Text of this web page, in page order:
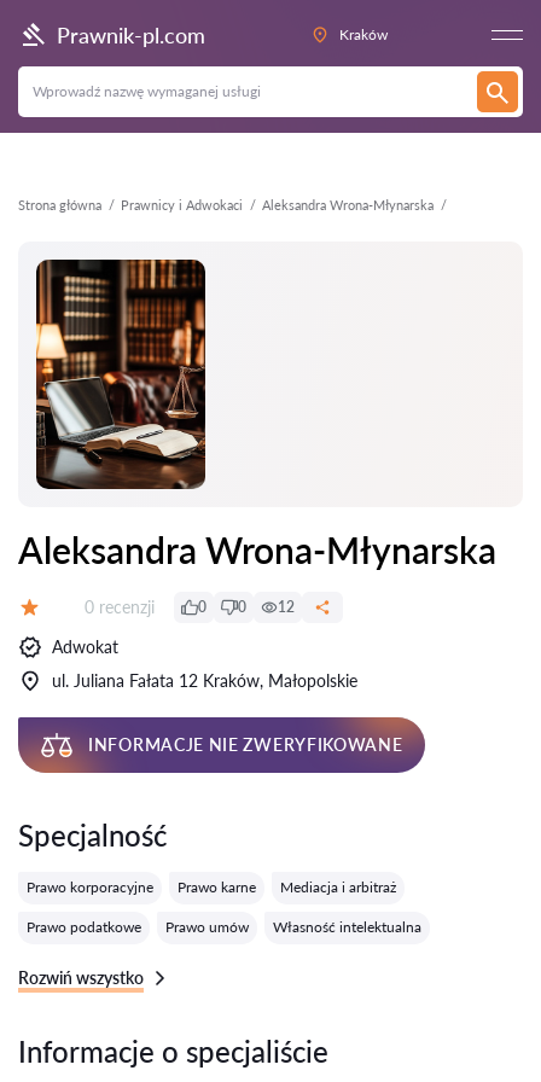
Prawnik-pl.com Kraków
Strona główna Prawnicy i Adwokaci Aleksandra Wrona-Młynarska
Wstecz
Aleksandra Wrona-Młynarska
Recenzji:
0 recenzji 0 0 12
Adwokat
ul. Juliana Fałata 12 Kraków, Małopolskie
INFORMACJE NIE ZWERYFIKOWANE
Specjalność
Prawo korporacyjne Prawo karne Mediacja i arbitraż
Prawo podatkowe Prawo umów Własność intelektualna
Rozwiń wszystko
Informacje o specjaliście